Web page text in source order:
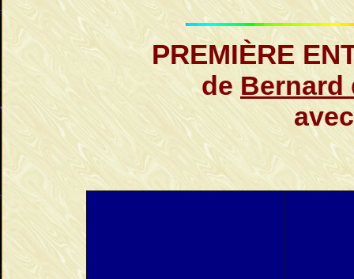
PREMIÈRE
deBernard